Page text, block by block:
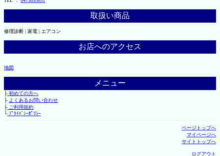
取扱い商品
修理診断 | 家電 | エアコン
お店へのアクセス
地図
メニュー
├初めての方へ
├ よくあるお問い合わせ
├ご利用規約
└ﾌﾟﾗｲﾊﾞｼｰﾎﾟﾘｼｰ
ページトップへ
マイページへ
サイトトップへ
ログアウト